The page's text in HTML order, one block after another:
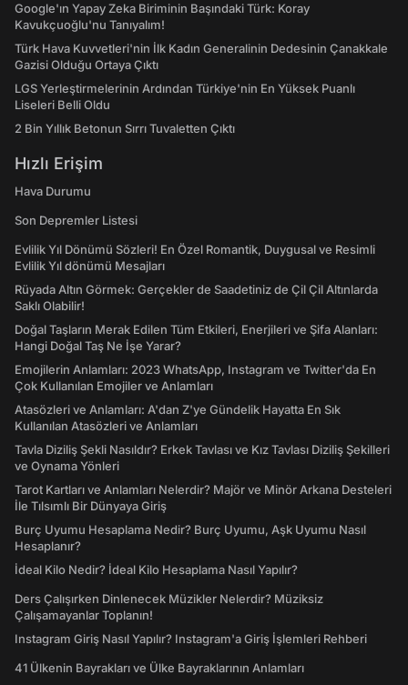
Google'ın Yapay Zeka Biriminin Başındaki Türk: Koray
Kavukçuoğlu'nu Tanıyalım!
Türk Hava Kuvvetleri'nin İlk Kadın Generalinin Dedesinin Çanakkale
Gazisi Olduğu Ortaya Çıktı
LGS Yerleştirmelerinin Ardından Türkiye'nin En Yüksek Puanlı
Liseleri Belli Oldu
2 Bin Yıllık Betonun Sırrı Tuvaletten Çıktı
Hızlı Erişim
Hava Durumu
Son Depremler Listesi
Evlilik Yıl Dönümü Sözleri! En Özel Romantik, Duygusal ve Resimli
Evlilik Yıl dönümü Mesajları
Rüyada Altın Görmek: Gerçekler de Saadetiniz de Çil Çil Altınlarda
Saklı Olabilir!
Doğal Taşların Merak Edilen Tüm Etkileri, Enerjileri ve Şifa Alanları:
Hangi Doğal Taş Ne İşe Yarar?
Emojilerin Anlamları: 2023 WhatsApp, Instagram ve Twitter'da En
Çok Kullanılan Emojiler ve Anlamları
Atasözleri ve Anlamları: A'dan Z'ye Gündelik Hayatta En Sık
Kullanılan Atasözleri ve Anlamları
Tavla Diziliş Şekli Nasıldır? Erkek Tavlası ve Kız Tavlası Diziliş Şekilleri
ve Oynama Yönleri
Tarot Kartları ve Anlamları Nelerdir? Majör ve Minör Arkana Desteleri
İle Tılsımlı Bir Dünyaya Giriş
Burç Uyumu Hesaplama Nedir? Burç Uyumu, Aşk Uyumu Nasıl
Hesaplanır?
İdeal Kilo Nedir? İdeal Kilo Hesaplama Nasıl Yapılır?
Ders Çalışırken Dinlenecek Müzikler Nelerdir? Müziksiz
Çalışamayanlar Toplanın!
Instagram Giriş Nasıl Yapılır? Instagram'a Giriş İşlemleri Rehberi
41 Ülkenin Bayrakları ve Ülke Bayraklarının Anlamları